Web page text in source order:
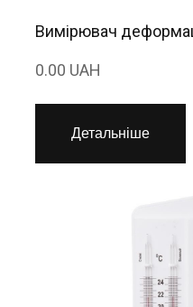
Вимірювач
0.00 UAH
Детальніше